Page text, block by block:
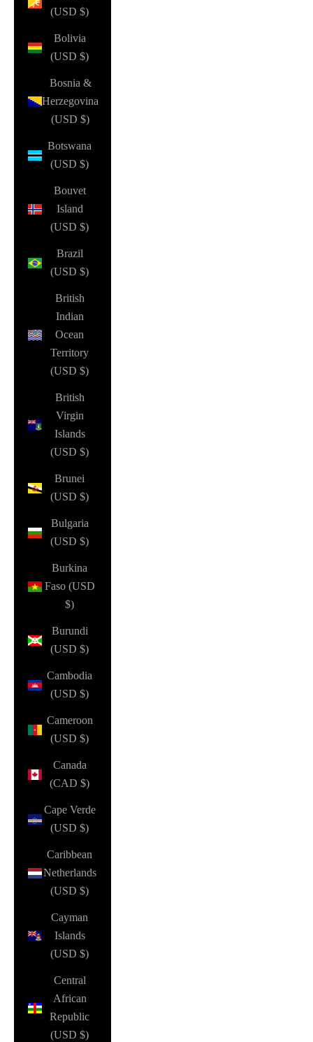
(USD $)
Bolivia
(USD $)
Bosnia &
Herzegovina
(USD $)
Botswana
(USD $)
Bouvet
Island
(USD $)
Brazil
(USD $)
British
Indian
Ocean
Territory
(USD $)
British
Virgin
Islands
(USD $)
Brunei
(USD $)
Bulgaria
(USD $)
Burkina
Faso (USD
$)
Burundi
(USD $)
Cambodia
(USD $)
Cameroon
(USD $)
Canada
(CAD $)
Cape Verde
(USD $)
Caribbean
Netherlands
(USD $)
Cayman
Islands
(USD $)
Central
African
Republic
(USD $)